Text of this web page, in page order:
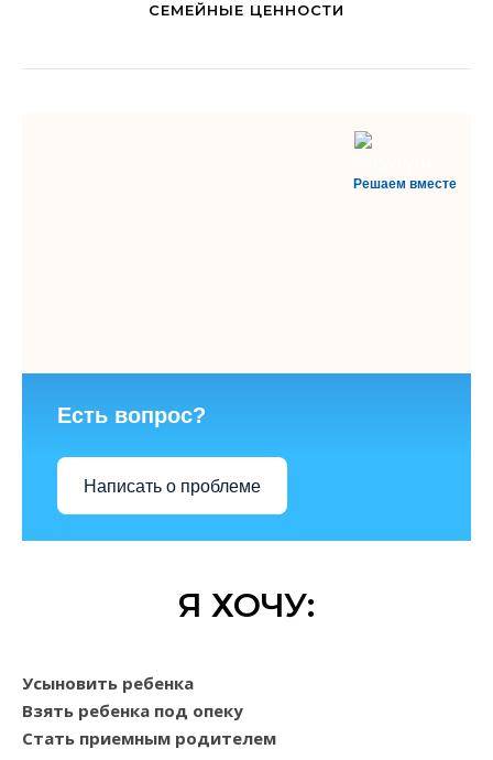
СЕМЕЙНЫЕ ЦЕННОСТИ
Решаем вместе
Есть вопрос?
Написать о проблеме
Я ХОЧУ:
Усыновить ребенка
Взять ребенка под опеку
Стать приемным родителем